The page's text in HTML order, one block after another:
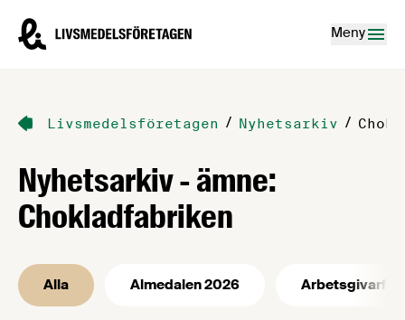
Livsmedelsföretagen – till startsidan
Meny
Livsmedelsföretagen / Nyhetsarkiv /
Nyhetsarkiv - ämne:
Chokladfabriken
Alla Almedalen 2026